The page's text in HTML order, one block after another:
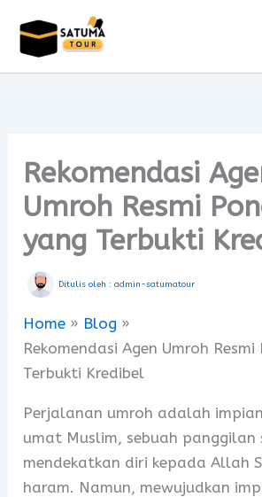
content
Rekomendasi
Umroh Resmi
yang Terbukti
Ditulis oleh : admin-satumatour
Home
Blog
Rekomendasi Agen Umroh
Terbukti Kredibel
Perjalanan umroh adalah
umat Muslim, sebuah panggilan
mendekatkan diri kepada Allah
haram. Namun, mewujudkan